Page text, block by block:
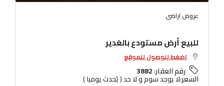
عروض اراضى
للبيع أرض مستودع بالغدير
اضغط للوصول للموقع
رقم العقار:3882
السعر:لا يوجد سوم و لا حد ( يُحدث يوميا )